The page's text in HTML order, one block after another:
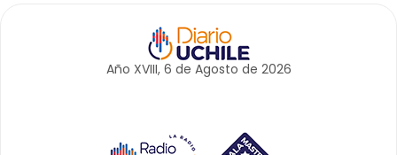
Año XVIII, 6 de Agosto de 2026